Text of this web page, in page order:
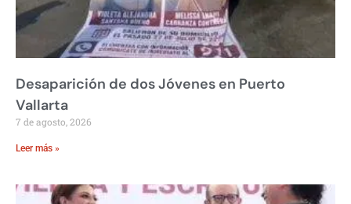
Desaparición de dos Jóvenes en Puerto
Vallarta
7 de agosto, 2026
Leer más »